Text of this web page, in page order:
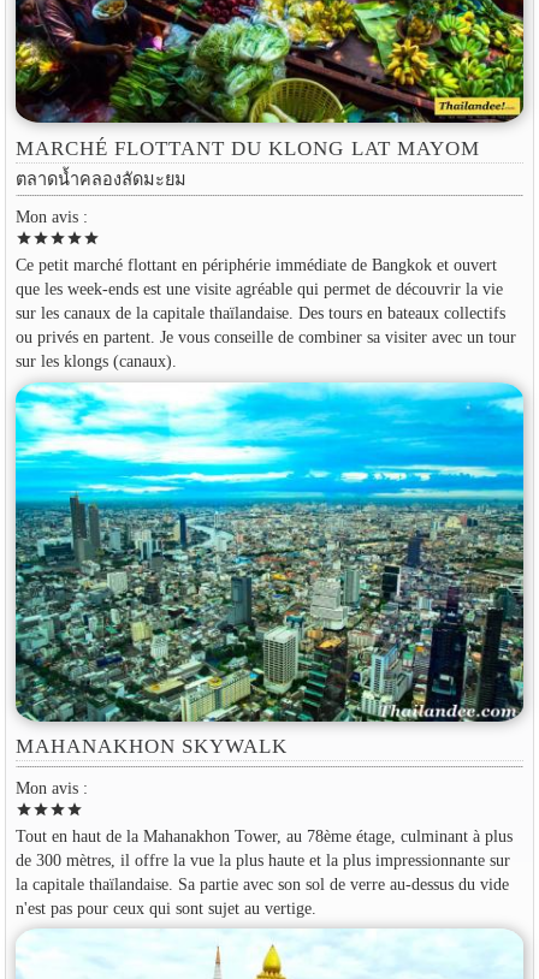
MARCHÉ FLOTTANT DU KLONG LAT MAYOM
ตลาดน้ำคลองลัดมะยม
Mon avis :
starstarstarstarstar
Ce petit marché flottant en périphérie immédiate de Bangkok et ouvert
que les week-ends est une visite agréable qui permet de découvrir la vie
sur les canaux de la capitale thaïlandaise. Des tours en bateaux collectifs
ou privés en partent. Je vous conseille de combiner sa visiter avec un tour
sur les klongs (canaux).
MAHANAKHON SKYWALK
Mon avis :
starstarstarstar
Tout en haut de la Mahanakhon Tower, au 78ème étage, culminant à plus
de 300 mètres, il offre la vue la plus haute et la plus impressionnante sur
la capitale thaïlandaise. Sa partie avec son sol de verre au-dessus du vide
n'est pas pour ceux qui sont sujet au vertige.